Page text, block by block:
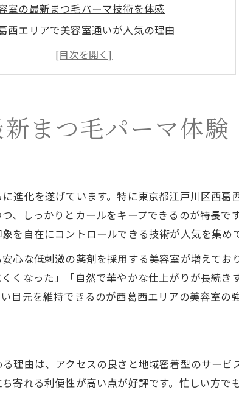
室の最新まつ毛パーマ技術を体感
西エリアで美容室通いが人気の理由
容室で叶える理想のまつ毛デザイン術
室のまつ毛パーマで目元印象が変わる
ーマが人気な美容室選びの極意
室選びは口コミと技術力が決め手
毛パーマが得意な美容室の特徴とは
室選びで重視すべき衛生管理の重要性
らではの丁寧なまつ毛カウンセリング術
室のカウンセリングで理想の目元実現
室スタッフの提案力が魅力の秘密
毛パーマ前の美容室カウンセリング体験談
元演出に美容室のまつ毛パーマが大活躍
室のまつ毛パーマで自然な目元演出
まつ毛パーマ体験
進化を遂げています。特に東京都江戸川区西葛
、しっかりとカールをキープできるのが特長で
を自在にコントロールできる技術が人気を集めて
心な低刺激の薬剤を採用する美容室が増えてお
くなった」「自然で華やかな仕上がりが長続
元を維持できるのが西葛西エリアの美容室の強
理由は、アクセスの良さと地域密着型のサービ
寄れる利便性が高い点が好評です。忙しい方で